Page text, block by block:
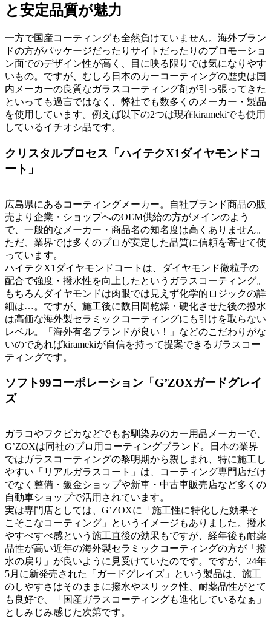
と安定品質が魅力
一方で国産コーティングも全然負けていません。海外ブラン
ドの方がパッケージだったりサイトだったりのプロモーショ
ン面でのデザイン性が高く、目に映る限りでは気になりやす
いもの。ですが、むしろ日本のカーコーティングの歴史は国
内メーカーの良質なガラスコーティング剤が引っ張ってきた
といっても過言ではなく、弊社でも数多くのメーカー・製品
を使用しています。例えば以下の2つは現在kiramekiでも使用
しているイチオシ品です。
クリスタルプロセス「ハイテクX1ダイヤモンドコ
ート」
広島県にあるコーティングメーカー。自社ブランド商品の販
売より企業・ショップへのOEM供給の方がメインのよう
で、一般的なメーカー・商品名の知名度は高くありません。
ただ、業界では多くのプロが安定した品質に信頼を寄せて使
っています。
ハイテクX1ダイヤモンドコートは、ダイヤモンド微粒子の
配合で強度・撥水性を向上したというガラスコーティング。
もちろんダイヤモンドは肉眼では見えず化学的ロジックの詳
細は…。ですが、施工後に数日間乾燥・硬化させた後の撥水
は高価な海外製セラミックコーティングにも引けを取らない
レベル。「海外有名ブランドが良い！」などのこだわりがな
いのであればkiramekiが自信を持って提案できるガラスコー
ティングです。
ソフト99コーポレーション「G’ZOXガードグレイ
ズ
ガラコやフクピカなどでもお馴染みのカー用品メーカーで、
G’ZOXは同社のプロ用コーティングブランド。日本の業界
ではガラスコーティングの黎明期から親しまれ、特に施工し
やすい「リアルガラスコート」は、コーティング専門店だけ
でなく整備・鈑金ショップや新車・中古車販売店など多くの
自動車ショップで活用されています。
実は専門店としては、G’ZOXに「施工性に特化した効果そ
こそこなコーティング」というイメージもありました。撥水
やすべすべ感という施工直後の効果もですが、経年後も耐薬
品性が高い近年の海外製セラミックコーティングの方が「撥
水の戻り」が良いように見受けていたのです。ですが、24年
5月に新発売された「ガードグレイズ」という製品は、施工
のしやすさはそのままに撥水やスリック性、耐薬品性がとて
も良好で、「国産ガラスコーティングも進化しているなぁ」
としみじみ感じた次第です。